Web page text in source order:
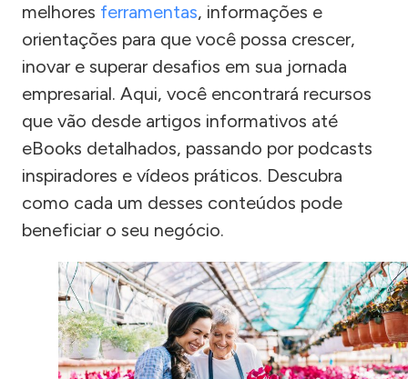
melhores ferramentas, informações e
orientações para que você possa crescer,
inovar e superar desafios em sua jornada
empresarial. Aqui, você encontrará recursos
que vão desde artigos informativos até
eBooks detalhados, passando por podcasts
inspiradores e vídeos práticos. Descubra
como cada um desses conteúdos pode
beneficiar o seu negócio.